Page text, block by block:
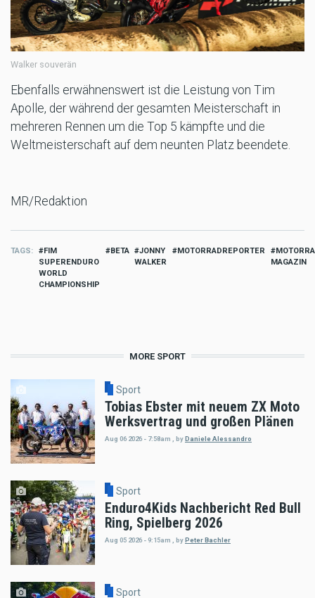
Walker souverän
Ebenfalls erwähnenswert ist die Leistung von Tim
Apolle, der während der gesamten Meisterschaft in
mehreren Rennen um die Top 5 kämpfte und die
Weltmeisterschaft auf dem neunten Platz beendete.
MR/Redaktion
TAGS
FIM
SUPERENDURO
WORLD
CHAMPIONSHIP
BETA
JONNY
WALKER
MOTORRADREPORTER
MAGAZIN
MORE SPORT
Sport
Tobias Ebster mit neuem ZX Moto
Werksvertrag und großen Plänen
Aug 06 2026 - 7:58am byDaniele Alessandro
Sport
Enduro4Kids Nachbericht Red Bull
Ring, Spielberg 2026
Aug 05 2026 - 9:15am byPeter Bachler
Sport